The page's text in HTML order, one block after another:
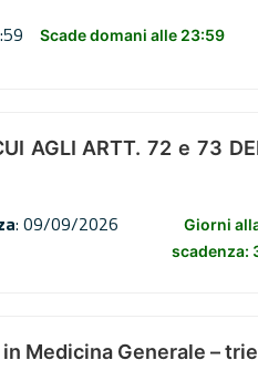
Scade domani alle 23:59
AGLI ARTT. 72 e 73
: 09/09/2026
Giorni
scadenza:
Medicina Generale –